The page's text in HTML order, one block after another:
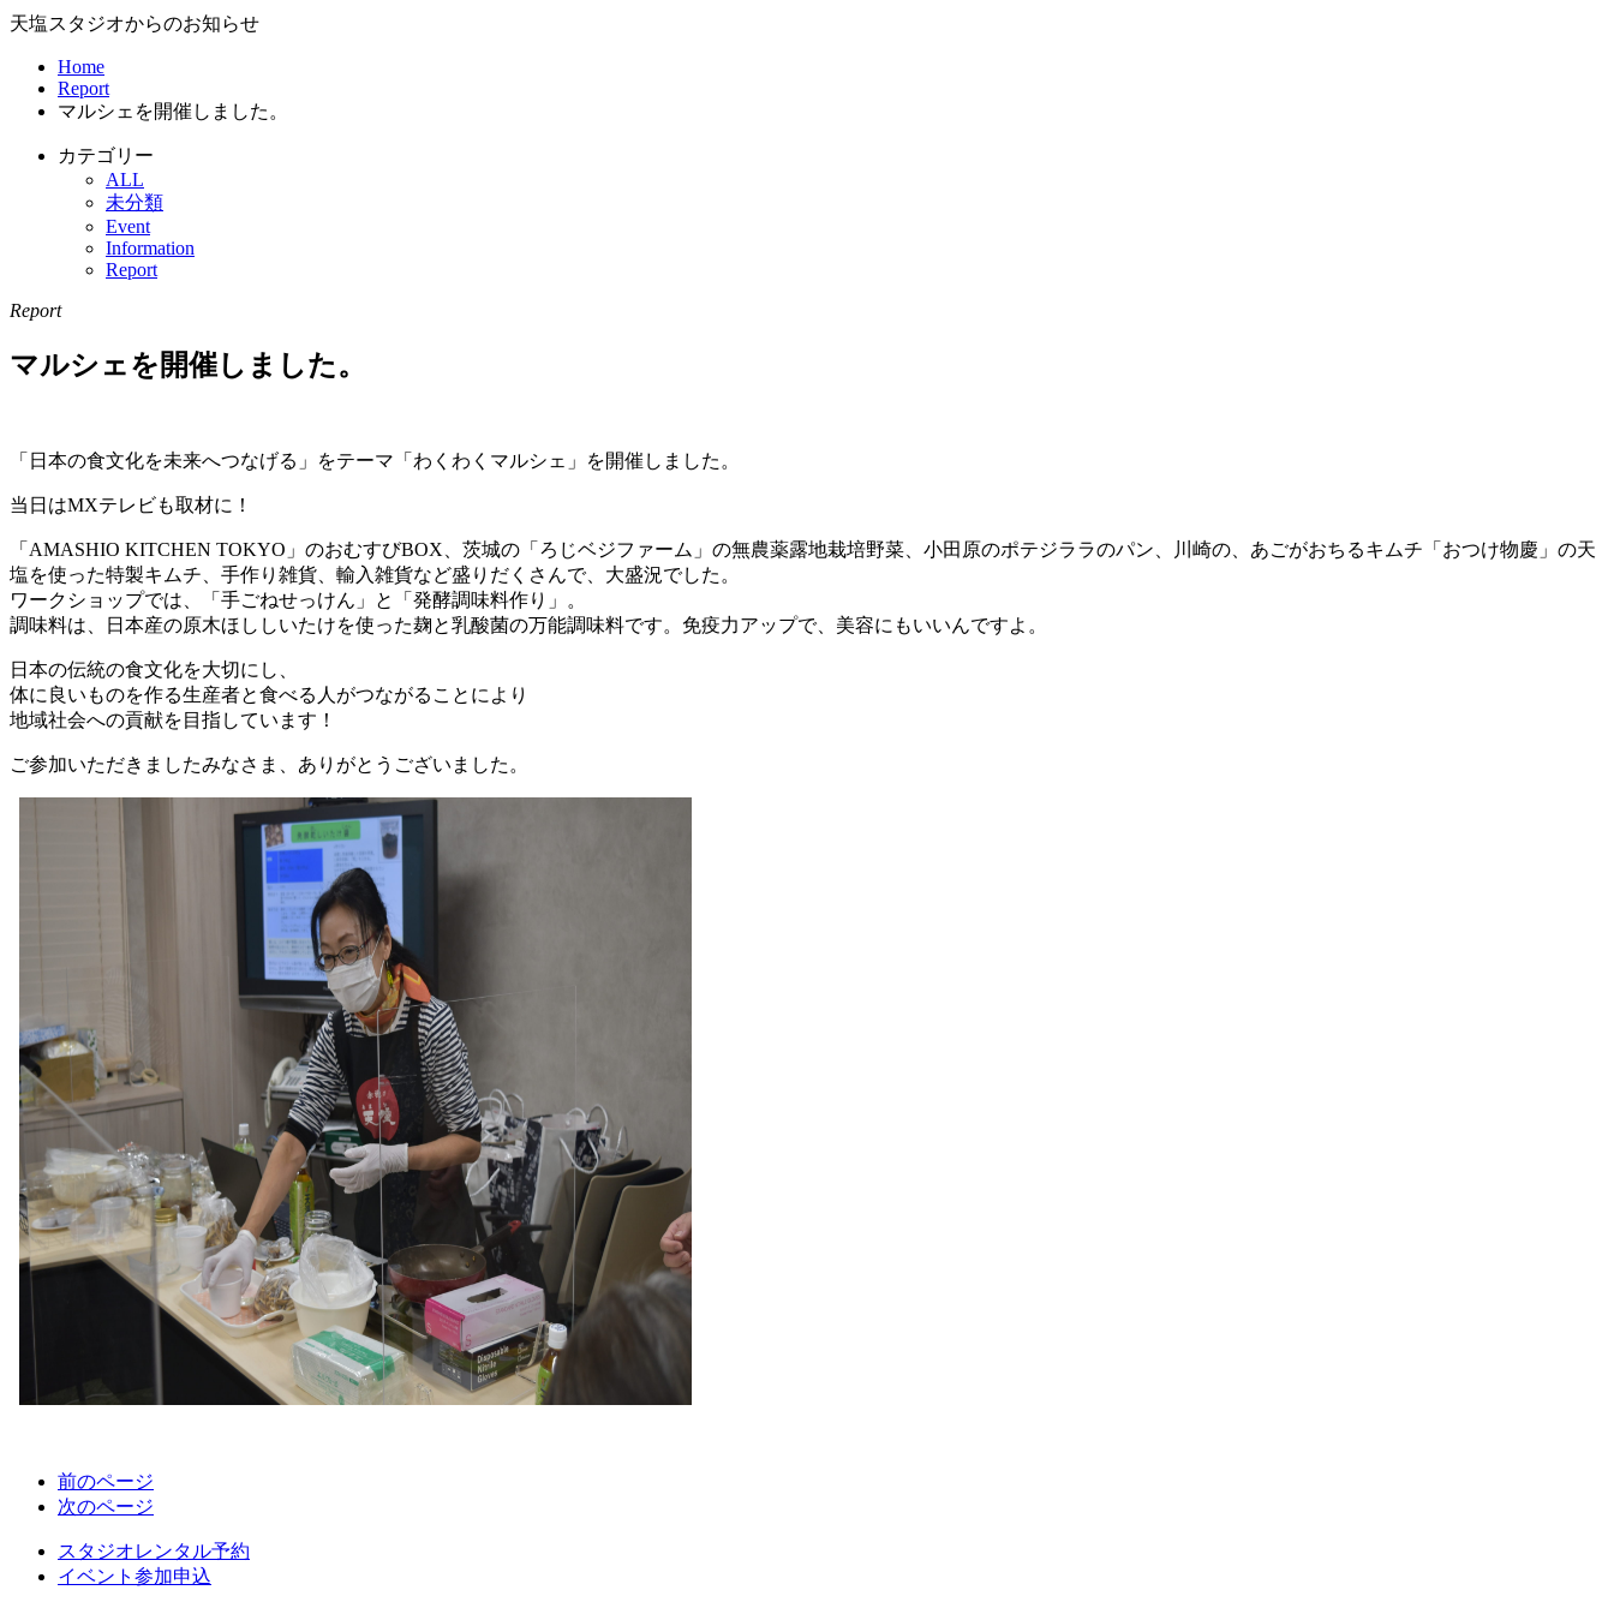
天塩スタジオからのお知らせ
Home
Report
マルシェを開催しました。
カテゴリー
ALL
未分類
Event
Information
Report
Report
マルシェを開催しました。
「日本の食文化を未来へつなげる」をテーマ「わくわくマルシェ」を開催しました。
当日はMXテレビも取材に！
「AMASHIO KITCHEN TOKYO」のおむすびBOX、茨城の「ろじベジファーム」の無農薬露地栽培野菜、小田原のポテジララのパン、川崎の、あごがおちるキムチ「おつけ物慶」の天
塩を使った特製キムチ、手作り雑貨、輸入雑貨など盛りだくさんで、大盛況でした。
ワークショップでは、「手ごねせっけん」と「発酵調味料作り」。
調味料は、日本産の原木ほししいたけを使った麹と乳酸菌の万能調味料です。免疫力アップで、美容にもいいんですよ。
日本の伝統の食文化を大切にし、
体に良いものを作る生産者と食べる人がつながることにより
地域社会への貢献を目指しています！
ご参加いただきましたみなさま、ありがとうございました。
前のページ
次のページ
スタジオレンタル予約
イベント参加申込